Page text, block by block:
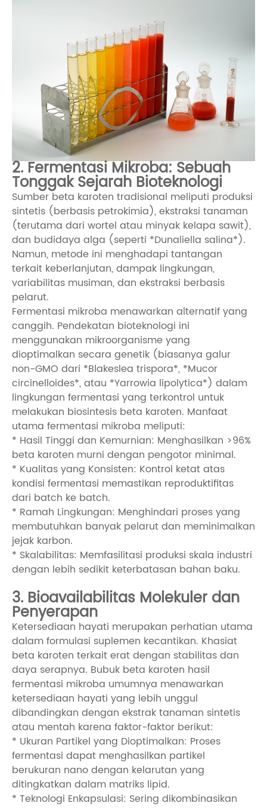
2. Fermentasi Mikroba: Sebuah
Tonggak Sejarah Bioteknologi
Sumber beta karoten tradisional meliputi produksi
sintetis (berbasis petrokimia), ekstraksi tanaman
(terutama dari wortel atau minyak kelapa sawit),
dan budidaya alga (seperti *Dunaliella salina*).
Namun, metode ini menghadapi tantangan
terkait keberlanjutan, dampak lingkungan,
variabilitas musiman, dan ekstraksi berbasis
pelarut.
Fermentasi mikroba menawarkan alternatif yang
canggih. Pendekatan bioteknologi ini
menggunakan mikroorganisme yang
dioptimalkan secara genetik (biasanya galur
non-GMO dari *Blakeslea trispora*, *Mucor
circinelloides*, atau *Yarrowia lipolytica*) dalam
lingkungan fermentasi yang terkontrol untuk
melakukan biosintesis beta karoten. Manfaat
utama fermentasi mikroba meliputi:
* Hasil Tinggi dan Kemurnian: Menghasilkan >96%
beta karoten murni dengan pengotor minimal.
* Kualitas yang Konsisten: Kontrol ketat atas
kondisi fermentasi memastikan reproduktifitas
dari batch ke batch.
* Ramah Lingkungan: Menghindari proses yang
membutuhkan banyak pelarut dan meminimalkan
jejak karbon.
* Skalabilitas: Memfasilitasi produksi skala industri
dengan lebih sedikit keterbatasan bahan baku.
3. Bioavailabilitas Molekuler dan
Penyerapan
Ketersediaan hayati merupakan perhatian utama
dalam formulasi suplemen kecantikan. Khasiat
beta karoten terkait erat dengan stabilitas dan
daya serapnya. Bubuk beta karoten hasil
fermentasi mikroba umumnya menawarkan
ketersediaan hayati yang lebih unggul
dibandingkan dengan ekstrak tanaman sintetis
atau mentah karena faktor-faktor berikut:
* Ukuran Partikel yang Dioptimalkan: Proses
fermentasi dapat menghasilkan partikel
berukuran nano dengan kelarutan yang
ditingkatkan dalam matriks lipid.
* Teknologi Enkapsulasi: Sering dikombinasikan